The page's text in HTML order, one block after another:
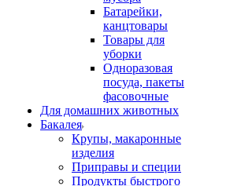
Батарейки,
канцтовары
Товары для
уборки
Одноразовая
посуда, пакеты
фасовочные
Для домашних животных
Бакалея
Крупы, макаронные
изделия
Приправы и специи
Продукты быстрого